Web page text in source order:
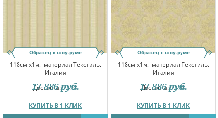
Образец в шоу-руме
118см x1м, материал Текстиль,
Италия
Доставка:12.08
КУПИТЬ В 1 КЛИК
17 886 руб.
Образец в шоу-руме
118см x1м, материал Текстиль,
Италия
Доставка:12.08
КУПИТЬ В 1 КЛИК
17 886 руб.